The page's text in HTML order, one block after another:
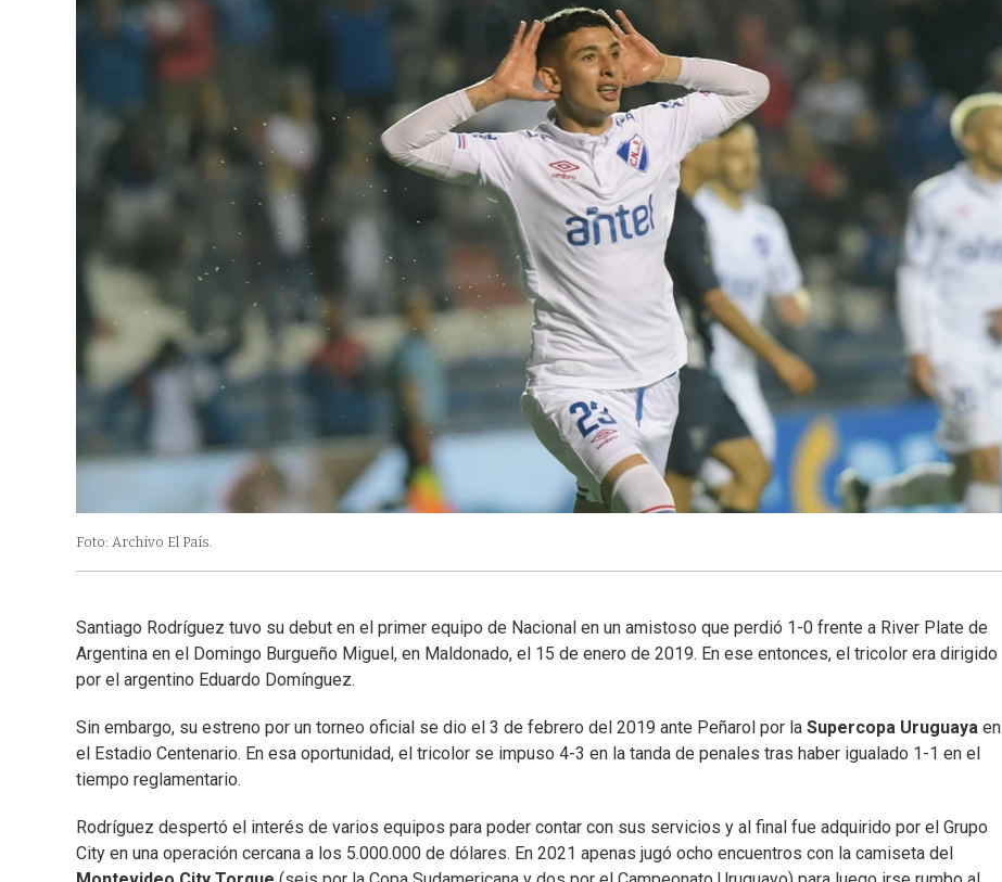
Foto: Archivo El País.
Santiago Rodríguez tuvo su debut en el primer equipo de Nacional en un amistoso que perdió 1-0 frente a River Plate de
Argentina en el Domingo Burgueño Miguel, en Maldonado, el 15 de enero de 2019. En ese entonces, el tricolor era dirigido
por el argentino Eduardo Domínguez.
Sin embargo, su estreno por un torneo oficial se dio el 3 de febrero del 2019 ante Peñarol por la Supercopa Uruguaya en
el Estadio Centenario. En esa oportunidad, el tricolor se impuso 4-3 en la tanda de penales tras haber igualado 1-1 en el
tiempo reglamentario.
Rodríguez despertó el interés de varios equipos para poder contar con sus servicios y al final fue adquirido por el Grupo
City en una operación cercana a los 5.000.000 de dólares. En 2021 apenas jugó ocho encuentros con la camiseta del